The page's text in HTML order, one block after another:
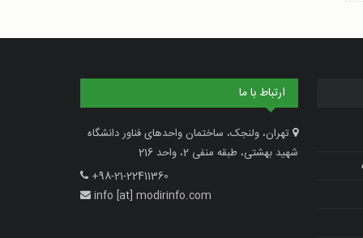
ارتباط با ما
تهران، ولنجک، ساختمان واحدهای فناور دانشگاه
شهید بهشتی، طبقه منفی 2، واحد 216
+98-21-22411360
info [at] modirinfo.com